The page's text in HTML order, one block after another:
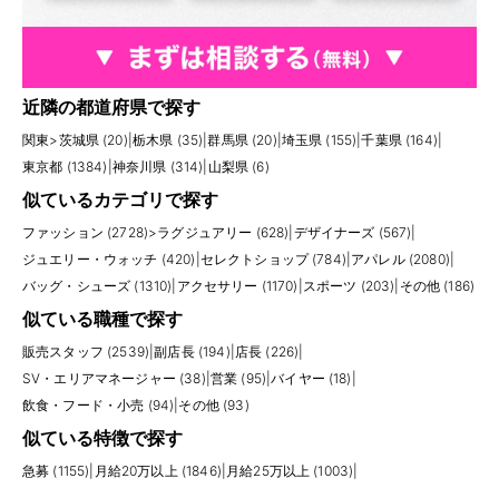
近隣の都道府県で探す
関東>茨城県 (20) 栃木県 (35) |群馬県 (20) 埼玉県 (155) |千葉県 (164)
東京都 (1384) 神奈川県 (314) 山梨県 (6)
似ているカテゴリで探す
ファッション (2728)>ラグジュアリー (628) デザイナーズ (567)
ジュエリー・ウォッチ (420) セレクトショップ (784) アパレル (2080)
バッグ・シューズ (1310) アクセサリー (1170) スポーツ (203) その他 (186)
似ている職種で探す
販売スタッフ (2539) |副店長 (194) 店長 (226)
SV・エリアマネージャー (38) 営業 (95) |バイヤー (18)
飲食・フード・小売 (94) その他 (93)
似ている特徴で探す
急募 (1155) 月給20万以上 (1846) 月給25万以上 (1003)